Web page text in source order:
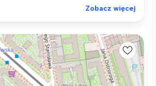
Zobacz więcej